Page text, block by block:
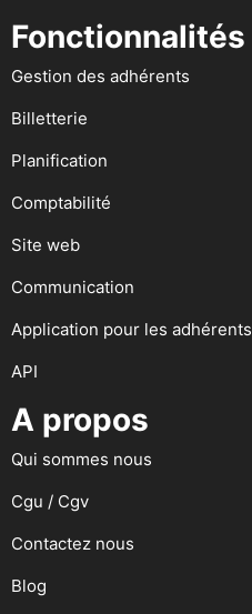
Fonctionnalités
Gestion des adhérents
Billetterie
Planification
Comptabilité
Site web
Communication
Application pour les adhérents
API
A propos
Qui sommes nous
Cgu / Cgv
Contactez nous
Blog